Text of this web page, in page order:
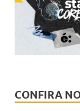
CONFIRA